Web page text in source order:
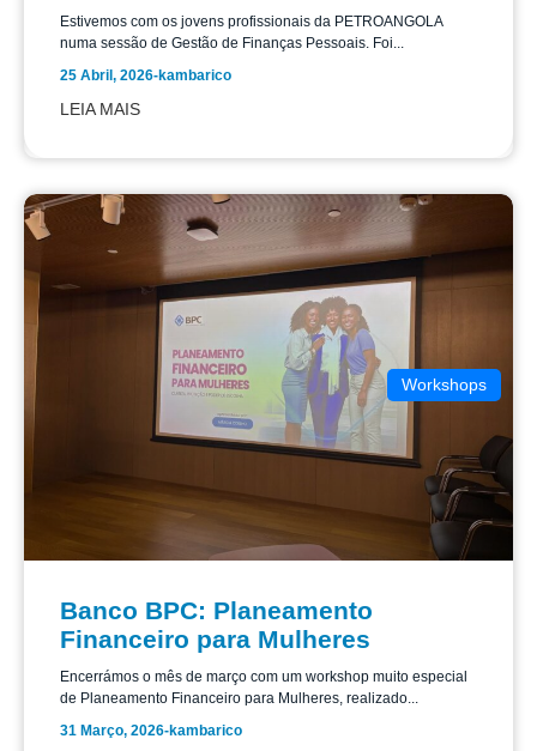
Estivemos com os jovens profissionais da PETROANGOLA
numa sessão de Gestão de Finanças Pessoais. Foi...
25 Abril, 2026-kambarico
LEIA MAIS
Workshops
Banco BPC: Planeamento
Financeiro para Mulheres
Encerrámos o mês de março com um workshop muito especial
de Planeamento Financeiro para Mulheres, realizado...
31 Março, 2026-kambarico